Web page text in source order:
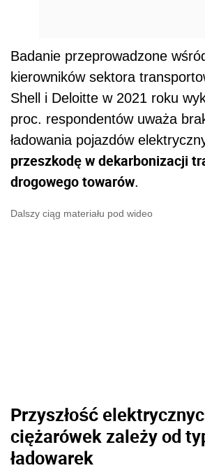
Badanie przeprowadzone
kierowników sektora
Shell i Deloitte w 2021 roku
proc. respondentów uważa
ładowania pojazdów
przeszkodę w dekarbonizacji
drogowego towarów.
Dalszy ciąg materiału pod wideo
Przyszłość
ciężarówek zależy od
ładowarek